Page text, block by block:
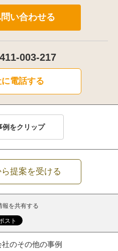
003-217
電話する
例をクリップ
提案を受ける
報を共有する
のその他の事例